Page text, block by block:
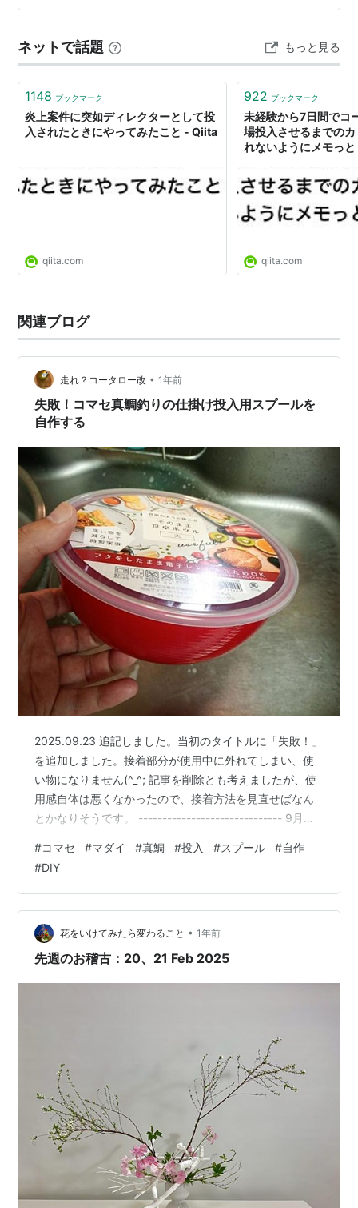
を押しつぶして柔らかくほぐした上で、繊維を断ち切ら
理に曲げてはいけません。僅かに傾く程度に矯めて、後
は花の重みに任せれば、徐々に…
ネットで話題 もっと見る
1148 ブックマーク
炎上案件に突如ディレクターとして投
入されたときにやってみたこと - Qiita
qiita.com
922 ブックマーク
未経験から7日間でコ
場投入させるまでの
れないようにメモっ
qiita.com
関連ブログ
走れ？コータロー改 • 1年前
失敗！コマセ真鯛釣りの仕掛け投入用スプールを
自作する
2025.09.23 追記しました。当初のタイトルに「失敗！」
を追加しました。接着部分が使用中に外れてしまい、使
い物になりません(^_^; 記事を削除とも考えましたが、使
用感自体は悪くなかったので、接着方法を見直せばなん
とかなりそうです。 ------------------------------ 9月後
でにいろいろ動画で勉強しているのですが、8m前後のハ
リスの扱いが難儀しそう。足元の桶を使ったり、専用の
プラ丸スプールを使ったり、見れば見るほど便利そう。
まぁ、径の大きい丸い物を作ればいいんでしょ、という
わけで自作することに。釣行以外にかける費…
#コマセ #マダイ #真鯛 #投入 #スプール #自作
#DIY
花をいけてみたら変わること • 1年前
先週のお稽古：20、21 Feb 2025